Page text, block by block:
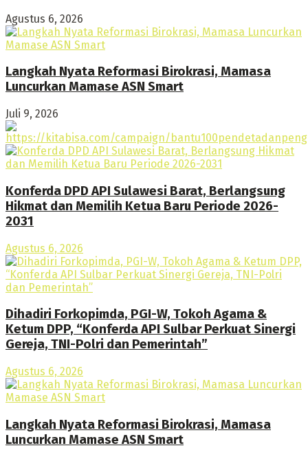
Agustus 6, 2026
Langkah Nyata Reformasi Birokrasi, Mamasa
Luncurkan Mamase ASN Smart
Juli 9, 2026
Konferda DPD API Sulawesi Barat, Berlangsung
Hikmat dan Memilih Ketua Baru Periode 2026-
2031
Agustus 6, 2026
Dihadiri Forkopimda, PGI-W, Tokoh Agama &
Ketum DPP, “Konferda API Sulbar Perkuat Sinergi
Gereja, TNI-Polri dan Pemerintah”
Agustus 6, 2026
Langkah Nyata Reformasi Birokrasi, Mamasa
Luncurkan Mamase ASN Smart